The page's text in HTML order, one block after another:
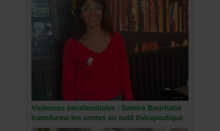
Violences intrafamiliales : Samira Bourhaba
transforme les contes en outil thérapeutique